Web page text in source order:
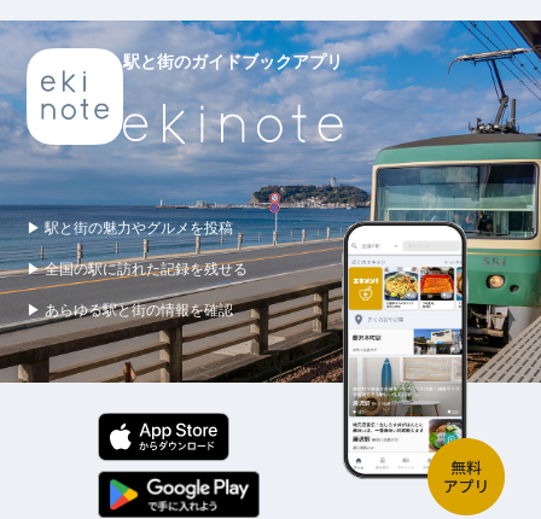
駅と街のガイドブックアプリ
▶ 駅と街の魅力やグルメを投稿
▶ 全国の駅に訪れた記録を残せる
▶ あらゆる駅と街の情報を確認